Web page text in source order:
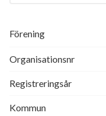
Förening
Organisationsnr
Registreringsår
Kommun